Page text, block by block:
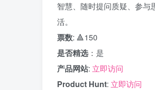
智慧、随时提问质疑、参与
活。
票数: 🔺150
是否精选：是
产品网站: 立即访问
Product Hunt: 立即访问